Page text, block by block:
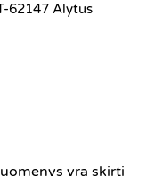
62147 Alytus
yra skirti